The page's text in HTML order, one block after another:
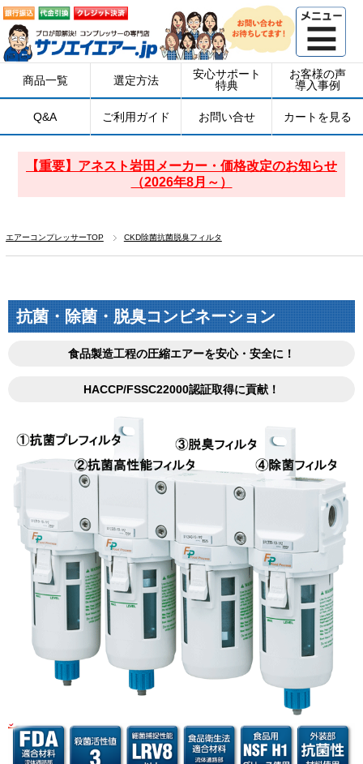
【重要】アネスト岩田メーカー・価格改定のお知らせ
（2026年8月～）
商品一覧 選定方法
安心サポート
特典
お客様の声
導入事例
Q&A ご利用ガイド お問い合せ カートを見る
エアーコンプレッサーTOP CKD除菌抗菌脱臭フィルタ
抗菌・除菌・脱臭コンビネーション
食品製造工程の圧縮エアーを安心・安全に！
HACCP/FSSC22000認証取得に貢献！